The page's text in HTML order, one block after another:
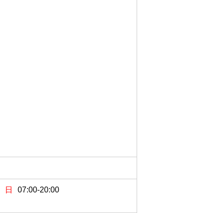
日
07:00-20:00